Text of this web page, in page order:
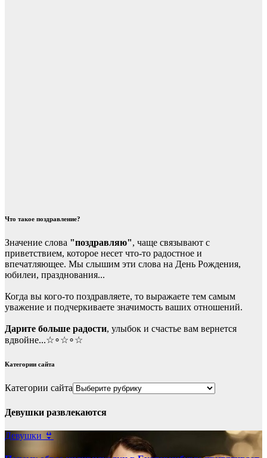
Что такое поздравление?
Значение слова "поздравляю", чаще связывают с
приветствием, которое несет что-то радостное и
впечатляющее. Мы слышим эти слова на День Рождения,
юбилеи, празднования...
Когда вы кого-то поздравляете, то выражаете тем самым
уважение и подчеркиваете значимость ваших отношений.
Дарите больше радости, улыбок и счастье вам вернется
вдвойне...☆∘☆∘☆
Категории сайта
Категории сайта
Девушки развлекаются
Девушки 👙